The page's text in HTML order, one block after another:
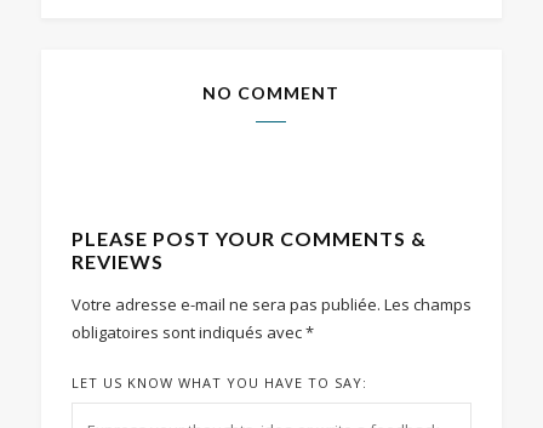
NO COMMENT
PLEASE POST YOUR COMMENTS &
REVIEWS
Votre adresse e-mail ne sera pas publiée. Les champs
obligatoires sont indiqués avec*
LET US KNOW WHAT YOU HAVE TO SAY: